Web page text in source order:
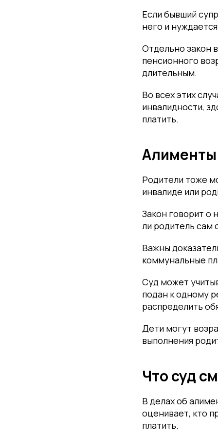
Если бывший
него и
Отдельно закон
пенсионного
длительным.
Во всех этих
инвалидности,
платить.
Алименты
Родители тоже
инвалиде или
Закон говорит о
ли родитель сам
Важны
коммунальные
Суд может
подан к одному
распределить
Дети могут
выполнения
Что суд
В делах об
оценивает, кто
платить.